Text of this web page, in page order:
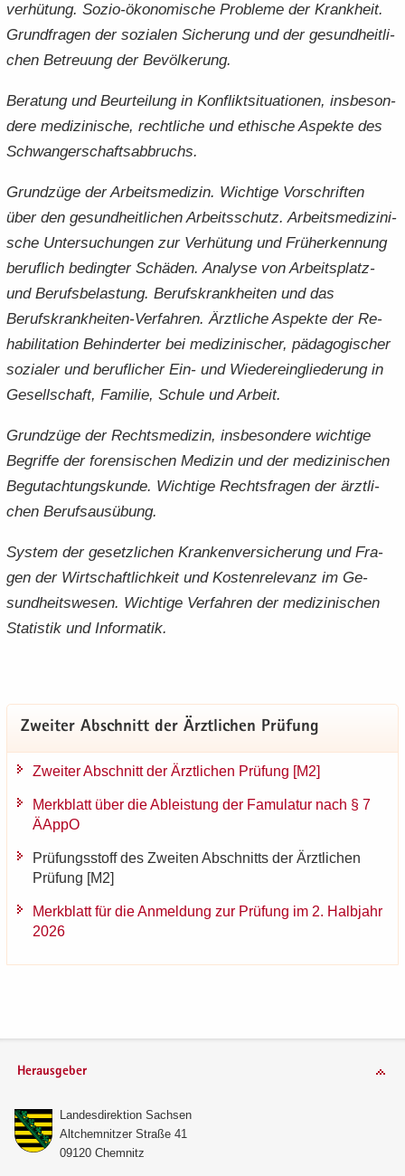
verhütung. Sozio-​ökonomische Pro­ble­me der Krank­heit.
Grund­fra­gen der so­zia­len Si­che­rung und der ge­sund­heit­li­
chen Be­treu­ung der Be­völ­ke­rung.
Be­ra­tung und Be­ur­tei­lung in Kon­flikt­si­tua­tio­nen, ins­be­son­
de­re me­di­zi­ni­sche, recht­li­che und ethi­sche Aspek­te des
Schwan­ger­schafts­ab­bruchs.
Grund­zü­ge der Ar­beits­me­di­zin. Wich­ti­ge Vor­schrif­ten
über den ge­sund­heit­li­chen Ar­beits­schutz. Ar­beits­me­di­zi­ni­
sche Un­ter­su­chun­gen zur Ver­hü­tung und Früh­erken­nung
be­ruf­lich be­ding­ter Schä­den. Ana­ly­se von Arbeitsplatz-​
und Be­rufs­be­las­tung. Be­rufs­krank­hei­ten und das
Berufskrankheiten-​Verfahren. Ärzt­li­che Aspek­te der Re­
ha­bi­li­ta­ti­on Be­hin­der­ter bei me­di­zi­ni­scher, päd­ago­gi­scher
so­zia­ler und be­ruf­li­cher Ein- und Wie­der­ein­glie­de­rung in
Ge­sell­schaft, Fa­mi­lie, Schu­le und Ar­beit.
Grund­zü­ge der Rechts­me­di­zin, ins­be­son­de­re wich­ti­ge
Be­grif­fe der fo­ren­si­schen Me­di­zin und der me­di­zi­ni­schen
Be­gut­ach­tungs­kun­de. Wich­ti­ge Rechts­fra­gen der ärzt­li­
chen Be­rufs­aus­übung.
Sys­tem der ge­setz­li­chen Kran­ken­ver­si­che­rung und Fra­
gen der Wirt­schaft­lich­keit und Kos­ten­re­le­vanz im Ge­
sund­heits­we­sen. Wich­ti­ge Ver­fah­ren der me­di­zi­ni­schen
Sta­tis­tik und In­for­ma­tik.
Zwei­ter Ab­schnitt der Ärzt­li­chen Prü­fung
Zwei­ter Ab­schnitt der Ärzt­li­chen Prü­fung [M2]
Merk­blatt über die Ab­leis­tung der Famu­la­tur nach § 7
ÄAppO
Prü­fungs­stoff des Zwei­ten Ab­schnitts der Ärzt­li­chen
Prü­fung [M2]
Merk­blatt für die An­mel­dung zur Prü­fung im 2. Halb­jahr
2026
Herausgeber
Lan­des­di­rek­ti­on Sach­sen
Alt­chem­nit­zer Stra­ße 41
09120 Chem­nitz